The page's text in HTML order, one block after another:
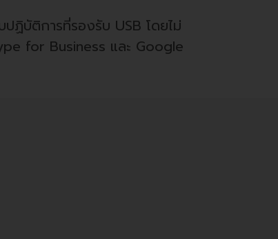
ฏิบัติการที่รองรับ USB โดยไม่
for Business และ Google